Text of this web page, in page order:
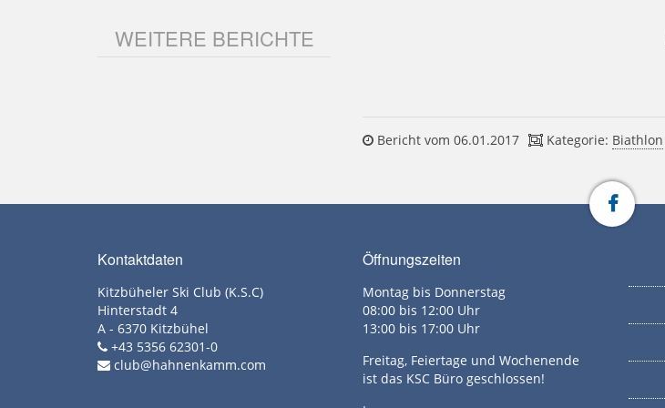
Bericht vom 06.01.2017 Kategorie: Biathlon
WEITERE BERICHTE
Kontaktdaten
Kitzbüheler Ski Club (K.S.C)
Hinterstadt 4
A - 6370 Kitzbühel
+43 5356 62301-0
club@hahnenkamm.com
Öffnungszeiten
Montag bis Donnerstag
08:00 bis 12:00 Uhr
13:00 bis 17:00 Uhr
Freitag, Feiertage und Wochenende
ist das KSC Büro geschlossen!